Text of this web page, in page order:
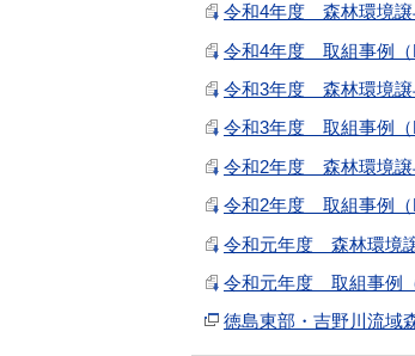
令和4年度 森林環境譲
令和4年度 取組事例（
令和3年度 森林環境譲
令和3年度 取組事例（
令和2年度 森林環境譲
令和2年度 取組事例（
令和元年度 森林環境
令和元年度 取組事例
徳島東部・吉野川流域